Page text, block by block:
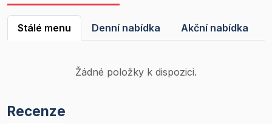
Stálé menu Denní nabídka Akční nabídka
Žádné položky k dispozici.
Recenze